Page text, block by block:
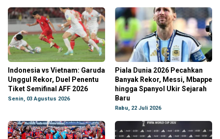
Indonesia vs Vietnam: Garuda
Unggul Rekor, Duel Penentu
Tiket Semifinal AFF 2026
Senin, 03 Agustus 2026
Piala Dunia 2026 Pecahkan
Banyak Rekor, Messi, Mbappe
hingga Spanyol Ukir Sejarah
Baru
Rabu, 22 Juli 2026